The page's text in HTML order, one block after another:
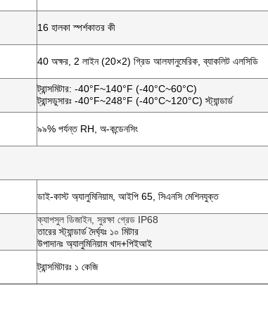
16 হালকা স্পর্শকাতর কী
40 অক্ষর, 2 লাইন (20×2) গ্রিড আলফানুমেরিক, ব্যাকলিট এলসিডি
ট্রান্সমিটার: -40°F~140°F (-40°C~60°C)
ট্রান্সডুসারঃ -40°F~248°F (-40°C~120°C) স্ট্যান্ডার্ড
৯৯% পর্যন্ত RH, অ-কন্ডেনসিং
ডাই-কাস্ট অ্যালুমিনিয়াম, আইপি 65, সিএনসি মেশিনযুক্ত
ক্যাপসুল ডিজাইন, সুরক্ষা গ্রেড IP68
তারের স্ট্যান্ডার্ড দৈর্ঘ্যঃ ১০ মিটার
উপাদানঃ অ্যালুমিনিয়াম খাদ+পিইআই
ট্রান্সমিটারঃ ১ কেজি